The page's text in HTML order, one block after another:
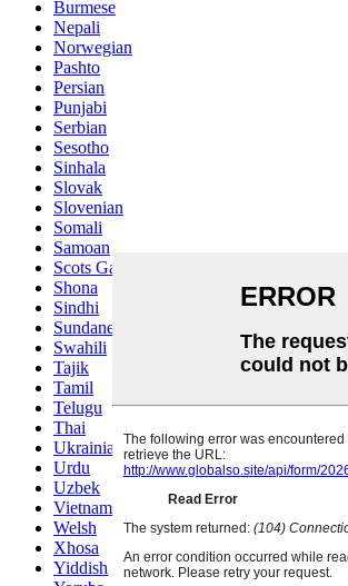
Burmese
Nepali
Norwegian
Pashto
Persian
Punjabi
Serbian
Sesotho
Sinhala
Slovak
Slovenian
Somali
Samoan
Scots Gaelic
Shona
Sindhi
Sundanese
Swahili
Tajik
Tamil
Telugu
Thai
Ukrainian
Urdu
Uzbek
Vietnamese
Welsh
Xhosa
Yiddish